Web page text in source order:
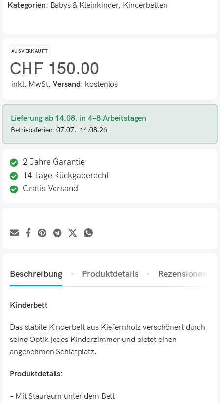
Kategorien: Babys & Kleinkinder, Kinderbetten
AUSVERKAUFT
CHF 150.00
inkl. MwSt. Versand: kostenlos
Lieferung ab 14.08. in 4–8 Arbeitstagen
Betriebsferien: 07.07.–14.08.26
2 Jahre Garantie
14 Tage Rückgaberecht
Gratis Versand
Beschreibung Produktdetails Rezensionen (0)
Kinderbett
Das stabile Kinderbett aus Kiefernholz verschönert durch
seine Optik jedes Kinderzimmer und bietet einen
angenehmen Schlafplatz.
Produktdetails:
– Mit Stauraum unter dem Bett